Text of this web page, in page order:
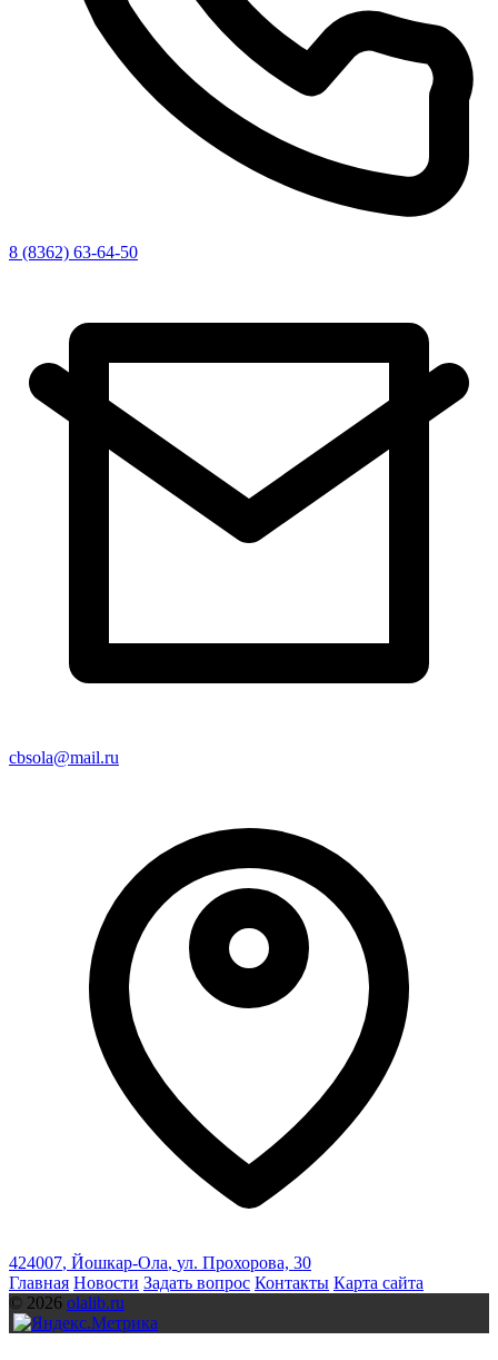
8 (8362) 63-64-50
cbsola@mail.ru
424007, Йошкар-Ола, ул. Прохорова, 30
Главная Новости Задать вопрос Контакты Карта сайта
© 2026 olalib.ru